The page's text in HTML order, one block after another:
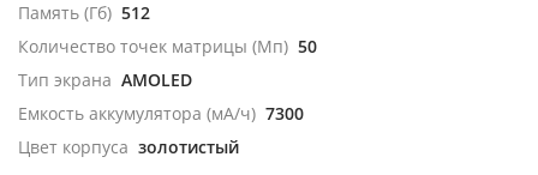
Память (Гб) 512
Количество точек матрицы (Мп) 50
Тип экрана AMOLED
Емкость аккумулятора (мА/ч) 7300
Цвет корпуса золотистый